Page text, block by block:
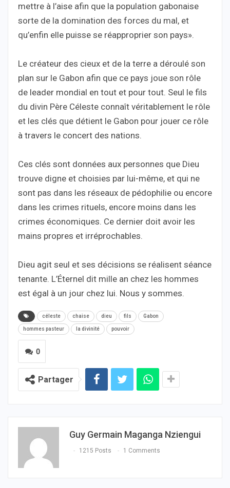
mettre à l’aise afin que la population gabonaise
sorte de la domination des forces du mal, et
qu’enfin elle puisse se réapproprier son pays».
Le créateur des cieux et de la terre a déroulé son
plan sur le Gabon afin que ce pays joue son rôle
de leader mondial en tout et pour tout. Seul le fils
du divin Père Céleste connaît véritablement le rôle
et les clés que détient le Gabon pour jouer ce rôle
à travers le concert des nations.
Ces clés sont données aux personnes que Dieu
trouve digne et choisies par lui-même, et qui ne
sont pas dans les réseaux de pédophilie ou encore
dans les crimes rituels, encore moins dans les
crimes économiques. Ce dernier doit avoir les
mains propres et irréprochables.
Dieu agit seul et ses décisions se réalisent séance
tenante. L’Éternel dit mille an chez les hommes
est égal à un jour chez lui. Nous y sommes.
céleste chaise dieu fils Gabon
hommes pasteur la divinité pouvoir
0
Partager
Guy Germain Maganga Nziengui
1215 Posts 1 Comments